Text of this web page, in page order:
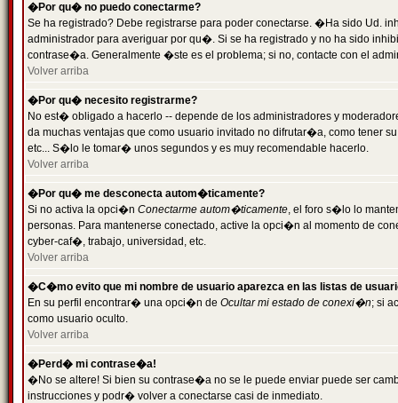
�Por qu� no puedo conectarme?
Se ha registrado? Debe registrarse para poder conectarse. �Ha sido Ud.
administrador para averiguar por qu�. Si se ha registrado y no ha sido
contrase�a. Generalmente �ste es el problema; si no, contacte con el
Volver arriba
�Por qu� necesito registrarme?
No est� obligado a hacerlo -- depende de los administradores y
da muchas ventajas que como usuario invitado no difrutar�a, como tener
etc... S�lo le tomar� unos segundos y es muy recomendable hacerlo.
Volver arriba
�Por qu� me desconecta autom�ticamente?
Si no activa la opci�n Conectarme autom�ticamente, el foro s�lo lo
personas. Para mantenerse conectado, active la opci�n al momento de
cyber-caf�, trabajo, universidad, etc.
Volver arriba
�C�mo evito que mi nombre de usuario aparezca en las listas de
En su perfil encontrar� una opci�n de Ocultar mi estado de conexi�n; si
como usuario oculto.
Volver arriba
�Perd� mi contrase�a!
�No se altere! Si bien su contrase�a no se le puede enviar puede ser
instrucciones y podr� volver a conectarse casi de inmediato.